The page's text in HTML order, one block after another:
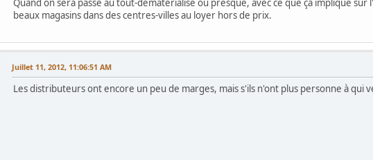
Quand on sera passé au tout-dématérialisé ou presque, avec ce que ça implique
beaux magasins dans des centres-villes au loyer hors de prix.
Juillet 11, 2012, 11:06:51 AM
Les distributeurs ont encore un peu de marges, mais s'ils n'ont plus personne à qui